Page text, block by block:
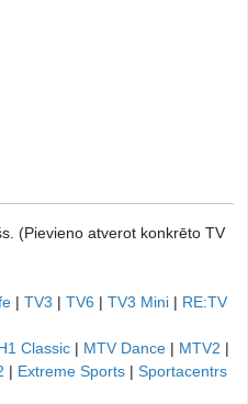
(Pievieno atverot konkrēto TV
| TV3 | TV6 | TV3 Mini | RE:TV
Classic | MTV Dance | MTV2 |
| Extreme Sports | Sportacentrs